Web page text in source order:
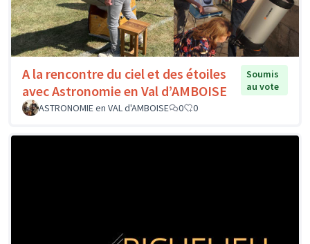
A la rencontre du ciel et des étoiles
avec Astronomie en Val d’AMBOISE
Soumis
au vote
ASTRONOMIE en VAL d'AMBOISE
0 0